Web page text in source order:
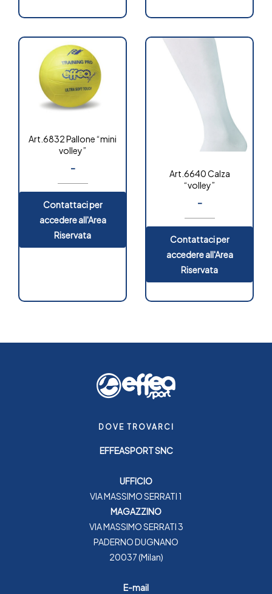
Art.6832 Pallone “mini
volley”
-
Contattaci per
accedere all'Area
Riservata
Art.6640 Calza
“volley”
-
Contattaci per
accedere all'Area
Riservata
DOVE TROVARCI
EFFEASPORT SNC
UFFICIO
VIA MASSIMO SERRATI 1
MAGAZZINO
VIA MASSIMO SERRATI 3
PADERNO DUGNANO
20037 (Milan)
E-mail